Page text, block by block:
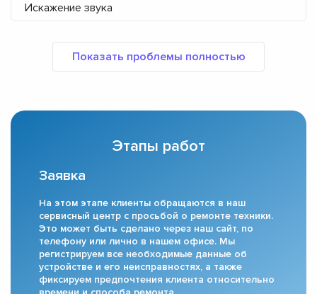
Искажение звука
Этапы работ
Заявка
На этом этапе клиенты обращаются в наш
сервисный центр с просьбой о ремонте техники.
Это может быть сделано через наш сайт, по
телефону или лично в нашем офисе. Мы
регистрируем все необходимые данные об
устройстве и его неисправностях, а также
фиксируем предпочтения клиента относительно